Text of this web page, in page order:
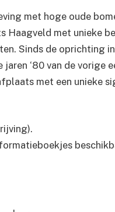
met hoge oude
Haagveld met unieke
Sinds de oprichting
‘80 van de vorige
met een unieke